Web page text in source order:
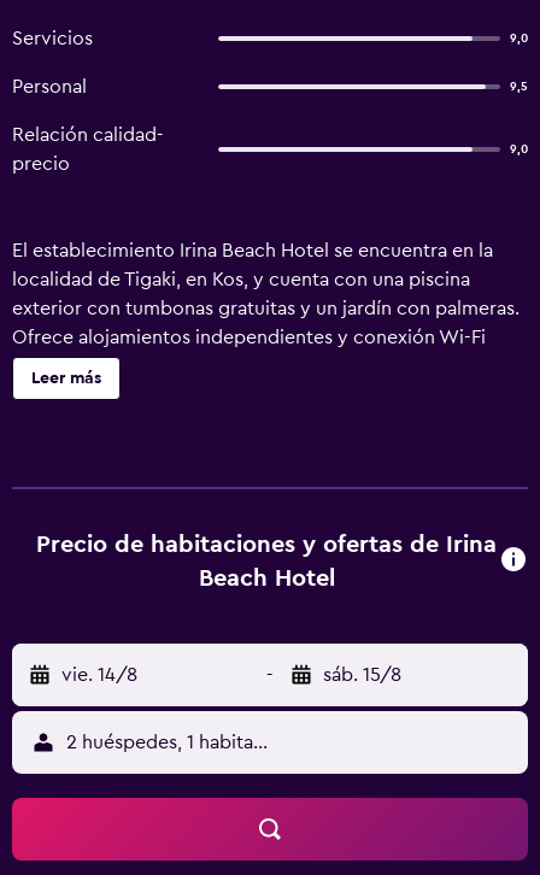
Servicios 9,0
Personal 9,5
Relación calidad-
precio
9,0
El establecimiento Irina Beach Hotel se encuentra en la
localidad de Tigaki, en Kos, y cuenta con una piscina
exterior con tumbonas gratuitas y un jardín con palmeras.
Ofrece alojamientos independientes y conexión Wi-Fi
gratuita en las zonas comunes y está a 25 metros de la
playa. Todos los apartamentos y estudios del
un desayuno continental en la zona de comedor. El
restaurante del hotel prepara comidas y el bar ofrece
ping pong, así como un parque infantil. La ciudad principal
y el puerto de Kos se encuentran a 15 minutos en coche y
a 200 metros hay una taberna. El alojamiento ofrece
aparcamiento privado gratuito.
Leer más
Precio de habitaciones y ofertas de Irina
Beach Hotel
vie. 14/8 - sáb. 15/8
2 huéspedes, 1 habitación